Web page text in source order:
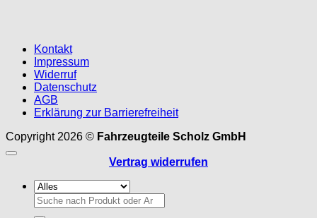
Kontakt
Impressum
Widerruf
Datenschutz
AGB
Erklärung zur Barrierefreiheit
Copyright 2026 © Fahrzeugteile Scholz GmbH
Vertrag widerrufen
Suchen
nach: